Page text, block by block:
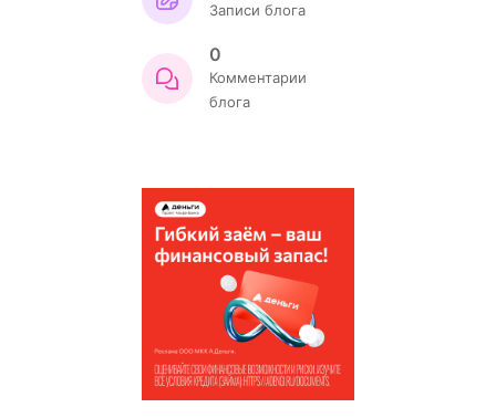
Записи блога
0
Комментарии
блога